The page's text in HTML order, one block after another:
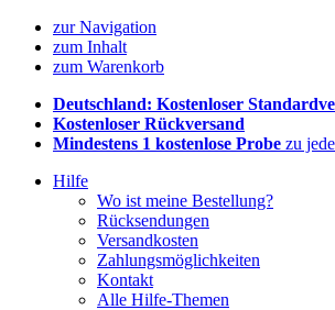
zur Navigation
zum Inhalt
zum Warenkorb
Deutschland: Kostenloser
Kostenloser Rückversand
Mindestens 1 kostenlose Probe zu
Hilfe
Wo ist meine Bestellung?
Rücksendungen
Versandkosten
Zahlungsmöglichkeiten
Kontakt
Alle Hilfe-Themen